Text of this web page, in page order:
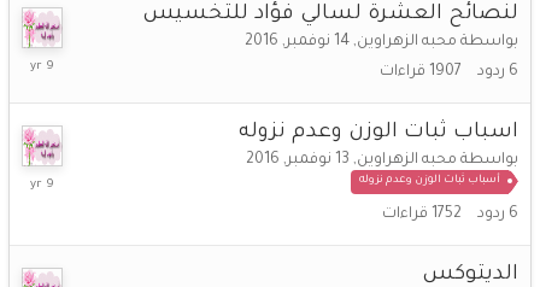
لنصائح العشرة لسالي فؤاد للتخسيس
بواسطة محبه الزهراوين, 14 نوفمبر, 2016
6 ردود 1907 قراءات
15
2016
اسباب ثبات الوزن وعدم نزوله
بواسطة محبه الزهراوين, 13 نوفمبر, 2016
أسباب ثبات الوزن وعدم نزوله
6 ردود 1752 قراءات
14
الديتوكس